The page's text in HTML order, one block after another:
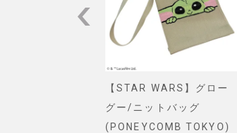
【STAR WARS】グロー
グー/ニットバッグ
(PONEYCOMB TOKYO)